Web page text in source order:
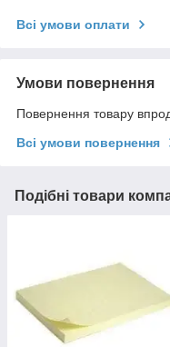
Всі умови оплати
Умови повернення
Повернення товару
Всі умови повернення
Подібні товари